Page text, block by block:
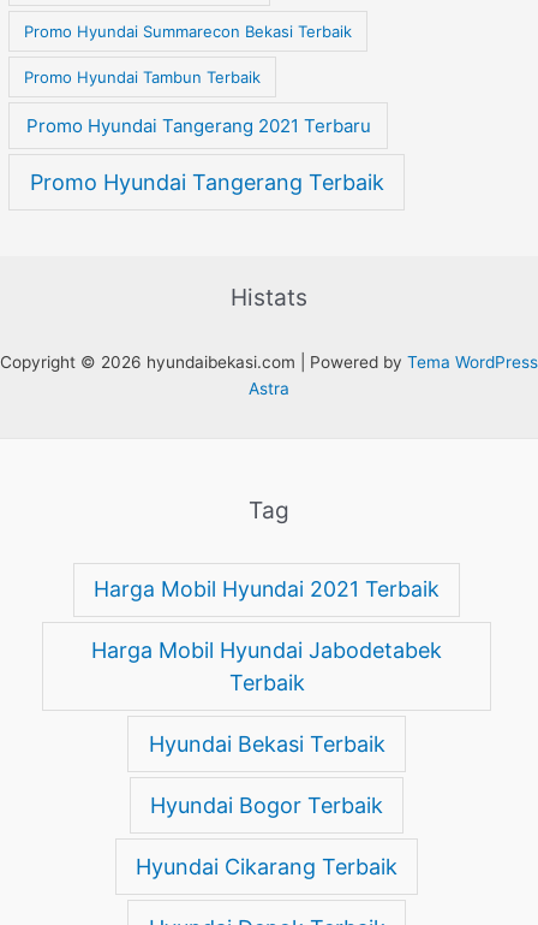
Promo Hyundai Summarecon Bekasi Terbaik
Promo Hyundai Tambun Terbaik
Promo Hyundai Tangerang 2021 Terbaru
Promo Hyundai Tangerang Terbaik
Histats
Copyright © 2026 hyundaibekasi.com | Powered by Tema WordPress
Astra
Tag
Harga Mobil Hyundai 2021 Terbaik
Harga Mobil Hyundai Jabodetabek
Terbaik
Hyundai Bekasi Terbaik
Hyundai Bogor Terbaik
Hyundai Cikarang Terbaik